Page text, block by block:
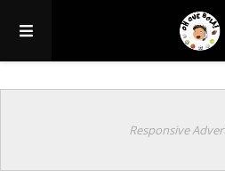
Responsive